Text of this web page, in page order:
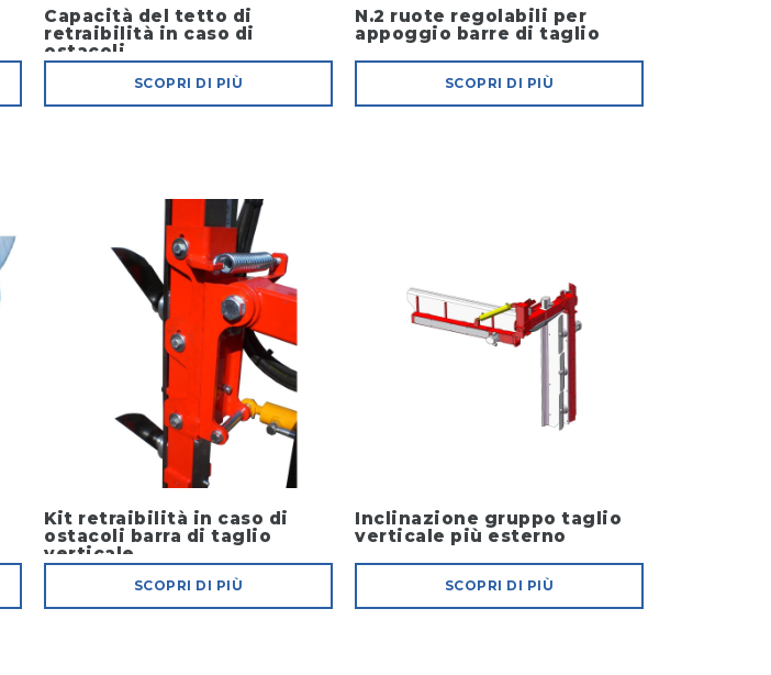
Capacità del tetto di
retraibilità in caso di
ostacoli
SCOPRI DI PIÙ
N.2 ruote regolabili per
appoggio barre di taglio
SCOPRI DI PIÙ
Kit retraibilità in caso di
ostacoli barra di taglio
verticale
SCOPRI DI PIÙ
Inclinazione gruppo taglio
verticale più esterno
SCOPRI DI PIÙ